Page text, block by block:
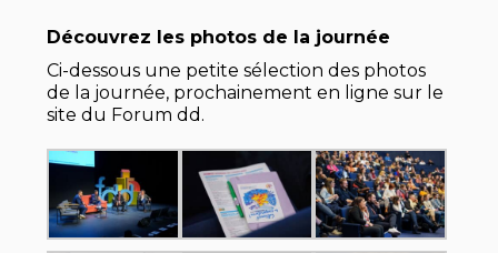
Découvrez les photos de la journée
Ci-dessous une petite sélection des photos
de la journée, prochainement en ligne sur le
site du Forum dd.